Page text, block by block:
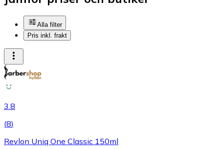
Alla filter
Pris inkl. frakt
3.8
(8)
Revlon Uniq One Classic 150ml